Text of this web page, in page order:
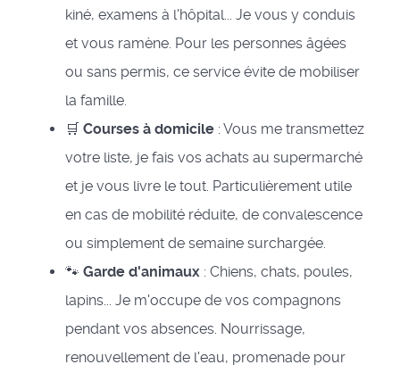
kiné, examens à l'hôpital... Je vous y conduis
et vous ramène. Pour les personnes âgées
ou sans permis, ce service évite de mobiliser
la famille.
🛒 Courses à domicile : Vous me transmettez
votre liste, je fais vos achats au supermarché
et je vous livre le tout. Particulièrement utile
en cas de mobilité réduite, de convalescence
ou simplement de semaine surchargée.
🐾 Garde d'animaux : Chiens, chats, poules,
lapins... Je m'occupe de vos compagnons
pendant vos absences. Nourrissage,
renouvellement de l'eau, promenade pour